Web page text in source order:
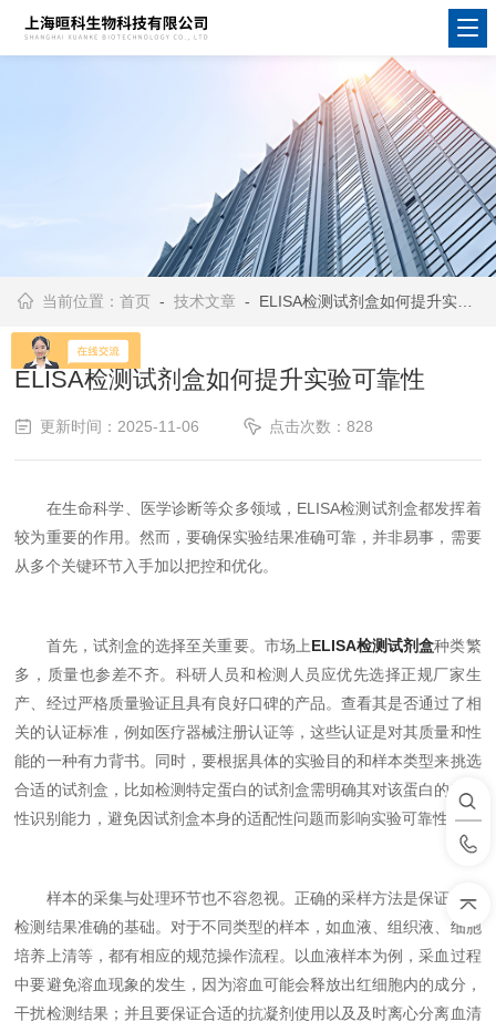
当前位置：首页 -技术文章 - ELISA检测试剂盒如何提升实验可靠性
ELISA检测试剂盒如何提升实验可靠性
更新时间：2025-11-06 点击次数：828
在生命科学、医学诊断等众多领域，ELISA检测试剂盒都发挥着
较为重要的作用。然而，要确保实验结果准确可靠，并非易事，需要
从多个关键环节入手加以把控和优化。
首先，试剂盒的选择至关重要。市场上ELISA检测试剂盒种类繁
多，质量也参差不齐。科研人员和检测人员应优先选择正规厂家生
产、经过严格质量验证且具有良好口碑的产品。查看其是否通过了相
关的认证标准，例如医疗器械注册认证等，这些认证是对其质量和性
能的一种有力背书。同时，要根据具体的实验目的和样本类型来挑选
合适的试剂盒，比如检测特定蛋白的试剂盒需明确其对该蛋白的特异
性识别能力，避免因试剂盒本身的适配性问题而影响实验可靠性。
样本的采集与处理环节也不容忽视。正确的采样方法是保证后续
检测结果准确的基础。对于不同类型的样本，如血液、组织液、细胞
培养上清等，都有相应的规范操作流程。以血液样本为例，采血过程
中要避免溶血现象的发生，因为溶血可能会释放出红细胞内的成分，
干扰检测结果；并且要保证合适的抗凝剂使用以及及时离心分离血清